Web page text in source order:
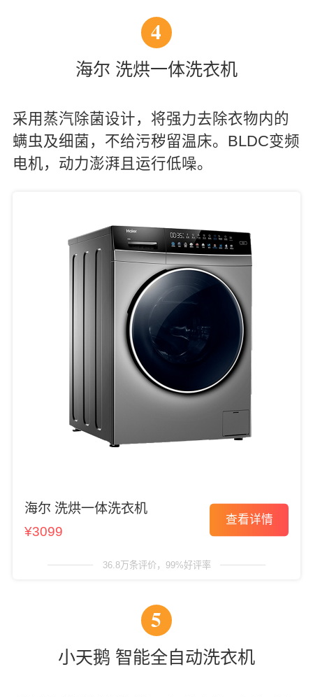
4
海尔 洗烘一体洗衣机
采用蒸汽除菌设计，将强力去除衣物内的
螨虫及细菌，不给污秽留温床。BLDC变频
电机，动力澎湃且运行低噪。
海尔 洗烘一体洗衣机
¥3099
查看详情
36.8万条评价，99%好评率
5
小天鹅 智能全自动洗衣机